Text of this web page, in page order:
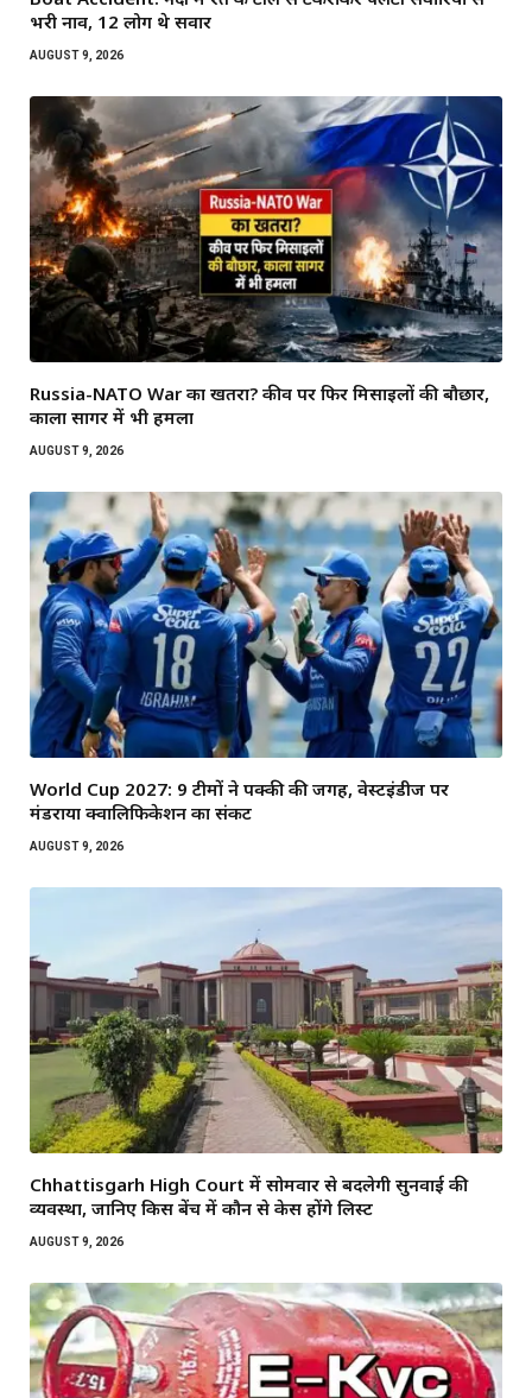
भरी नाव, 12 लोग थे सवार
AUGUST 9, 2026
Russia-NATO War का खतरा? कीव पर फिर मिसाइलों की बौछार,
काला सागर में भी हमला
AUGUST 9, 2026
World Cup 2027: 9 टीमों ने पक्की की जगह, वेस्टइंडीज पर
मंडराया क्वालिफिकेशन का संकट
AUGUST 9, 2026
Chhattisgarh High Court में सोमवार से बदलेगी सुनवाई की
व्यवस्था, जानिए किस बेंच में कौन से केस होंगे लिस्ट
AUGUST 9, 2026